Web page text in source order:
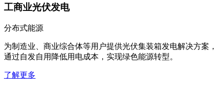
工商业光伏发电
分布式能源
为制造业、商业综合体等用户提供光伏集装箱发电解决方案，
通过自发自用降低用电成本，实现绿色能源转型。
了解更多